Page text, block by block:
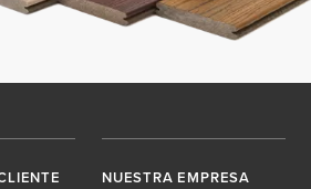
NUESTRA EMPRESA